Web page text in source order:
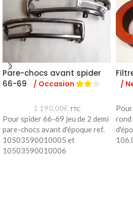
Pare-chocs avant spider
66-69
/ Occasion
1 190,00€ TTC
Pour spider 66-69 jeu de 2 demi
pare-chocs avant d'époque ref.
10503590010005 et
10503590010006
/
rond